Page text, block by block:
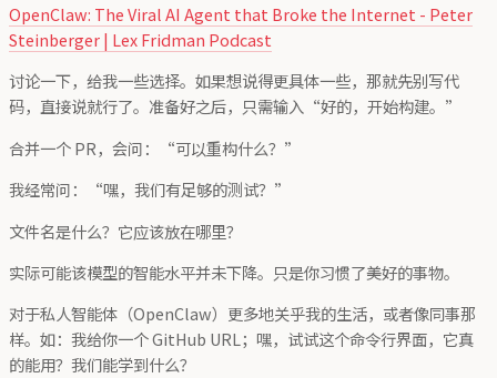
OpenClaw: The Viral AI Agent that Broke the Internet - Peter
Steinberger | Lex Fridman Podcast
讨论一下，给我一些选择。如果想说得更具体一些，那就先别写代
码，直接说就行了。准备好之后，只需输入“好的，开始构建。”
合并一个 PR，会问：“可以重构什么？”
我经常问：“嘿，我们有足够的测试？”
文件名是什么？它应该放在哪里？
实际可能该模型的智能水平并未下降。只是你习惯了美好的事物。
对于私人智能体（OpenClaw）更多地关乎我的生活，或者像同事那
样。如：我给你一个 GitHub URL；嘿，试试这个命令行界面，它真
的能用？我们能学到什么？